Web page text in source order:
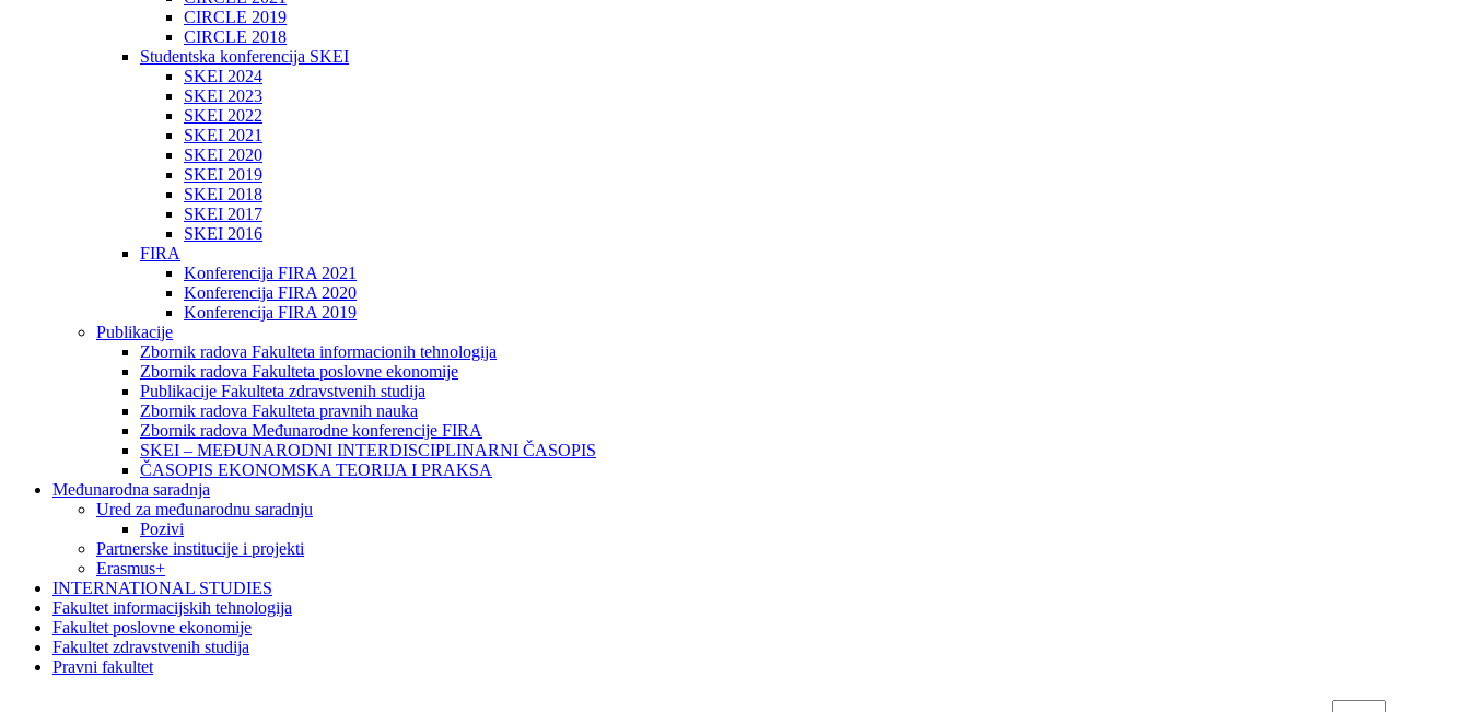
CIRCLE 2019
CIRCLE 2018
Studentska konferencija SKEI
SKEI 2024
SKEI 2023
SKEI 2022
SKEI 2021
SKEI 2020
SKEI 2019
SKEI 2018
SKEI 2017
SKEI 2016
FIRA
Konferencija FIRA 2021
Konferencija FIRA 2020
Konferencija FIRA 2019
Publikacije
Zbornik radova Fakulteta informacionih tehnologija
Zbornik radova Fakulteta poslovne ekonomije
Publikacije Fakulteta zdravstvenih studija
Zbornik radova Fakulteta pravnih nauka
Zbornik radova Međunarodne konferencije FIRA
SKEI – MEĐUNARODNI INTERDISCIPLINARNI ČASOPIS
ČASOPIS EKONOMSKA TEORIJA I PRAKSA
Međunarodna saradnja
Ured za međunarodnu saradnju
Pozivi
Partnerske institucije i projekti
Erasmus+
INTERNATIONAL STUDIES
Fakultet informacijskih tehnologija
Fakultet poslovne ekonomije
Fakultet zdravstvenih studija
Pravni fakultet